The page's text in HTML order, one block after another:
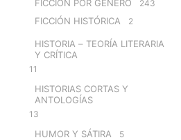
FICCIÓN POR GÉNERO 243
FICCIÓN HISTÓRICA 2
HISTORIA – TEORÍA LITERARIA
Y CRÍTICA
11
HISTORIAS CORTAS Y
ANTOLOGÍAS
13
HUMOR Y SÁTIRA 5